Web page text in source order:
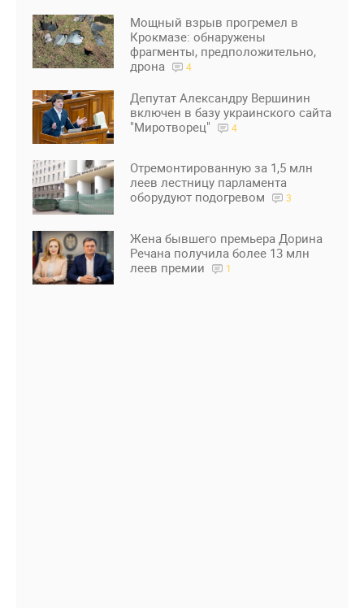
Мощный взрыв прогремел в
Крокмазе: обнаружены
фрагменты, предположительно,
дрона
4
Депутат Александру Вершинин
включен в базу украинского сайта
"Миротворец"
4
Отремонтированную за 1,5 млн
леев лестницу парламента
оборудуют подогревом
3
Жена бывшего премьера Дорина
Речана получила более 13 млн
леев премии
1